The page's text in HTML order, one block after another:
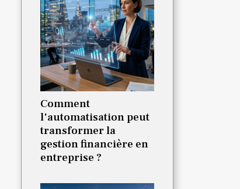
Comment
l'automatisation peut
transformer la
gestion financière en
entreprise ?